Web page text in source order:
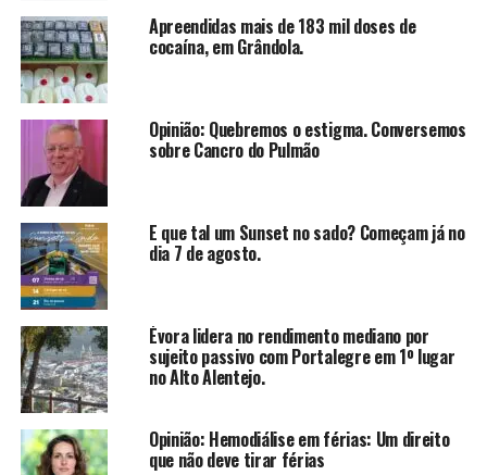
Apreendidas mais de 183 mil doses de
cocaína, em Grândola.
Opinião: Quebremos o estigma. Conversemos
sobre Cancro do Pulmão
E que tal um Sunset no sado? Começam já no
dia 7 de agosto.
Évora lidera no rendimento mediano por
sujeito passivo com Portalegre em 1º lugar
no Alto Alentejo.
Opinião: Hemodiálise em férias: Um direito
que não deve tirar férias